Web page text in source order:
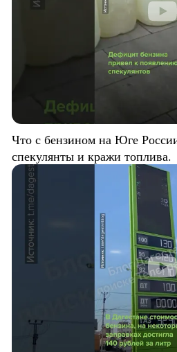
Что с бензином на Юге
спекулянты и кражи топлива.